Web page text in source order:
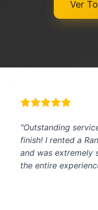
Ver
"Outstanding
finish! I rented a
and was extremely
the entire